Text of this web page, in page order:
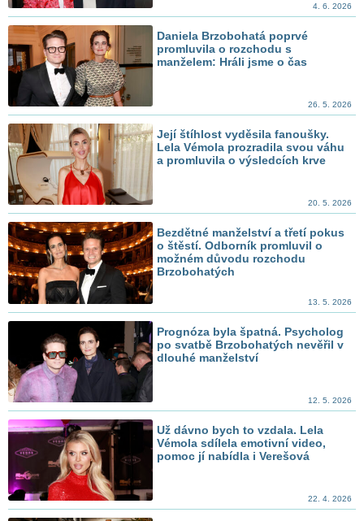
4. 6. 2026
Daniela Brzobohatá poprvé
promluvila o rozchodu s
manželem: Hráli jsme o čas
26. 5. 2026
Její štíhlost vyděsila fanoušky.
Lela Vémola prozradila svou váhu
a promluvila o výsledcích krve
20. 5. 2026
Bezdětné manželství a třetí pokus
o štěstí. Odborník promluvil o
možném důvodu rozchodu
Brzobohatých
13. 5. 2026
Prognóza byla špatná. Psycholog
po svatbě Brzobohatých nevěřil v
dlouhé manželství
12. 5. 2026
Už dávno bych to vzdala. Lela
Vémola sdílela emotivní video,
pomoc jí nabídla i Verešová
22. 4. 2026